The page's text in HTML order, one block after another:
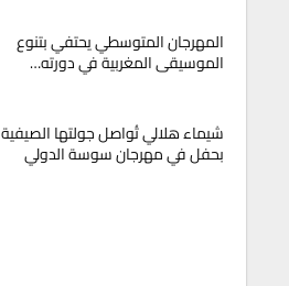
المهرجان المتوسطي يحتفي بتنوع
الموسيقى المغربية في دورته…
شيماء هلالي تُواصل جولتها الصيفية
بحفل في مهرجان سوسة الدولي